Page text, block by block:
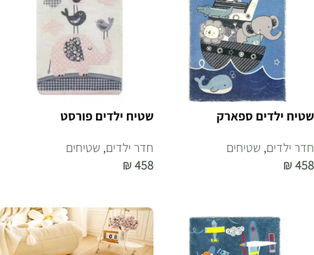
שטיח ילדים ספארק
חדר ילדים, שטיחים
₪458
שטיח ילדים פורסט
חדר ילדים, שטיחים
₪458